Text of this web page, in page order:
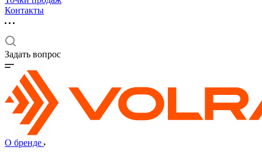
Контакты
Задать вопрос
О бренде